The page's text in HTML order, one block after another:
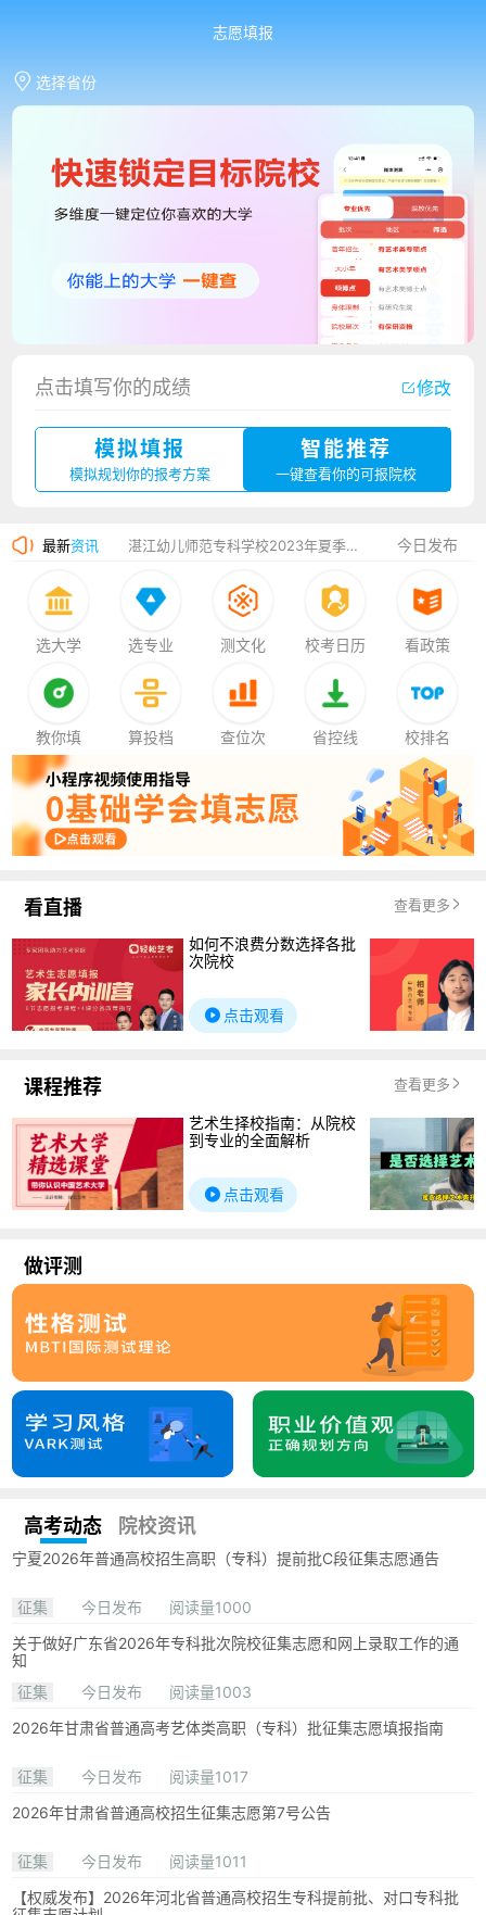
志愿填报
选择省份
点击填写你的成绩 修改
模拟填报
模拟规划你的报考方案
智能推荐
一键查看你的可报院校
最新资讯
厦门大学嘉庚学院2023年艺术类招生简章
湛江幼儿师范专科学校2023年夏季高考招生简章
香港中文大学（深圳）2023年夏季高考招生简章
今日发布
选大学 选专业 测文化 校考日历 看政策
教你填 算投档 查位次 省控线 校排名
看直播 查看更多
如何不浪费分数选择各批
次院校
点击观看
课程推荐 查看更多
艺术生择校指南：从院校
到专业的全面解析
点击观看
做评测
高考动态 院校资讯
宁夏2026年普通高校招生高职（专科）提前批C段征集志愿通告
征集 今日发布
阅读量1000
关于做好广东省2026年专科批次院校征集志愿和网上录取工作的通
知
征集
今日发布
阅读量1003
2026年甘肃省普通高考艺体类高职（专科）批征集志愿填报指南
征集 今日发布
阅读量1017
2026年甘肃省普通高校招生征集志愿第7号公告
征集 今日发布
阅读量1011
【权威发布】2026年河北省普通高校招生专科提前批、对口专科批